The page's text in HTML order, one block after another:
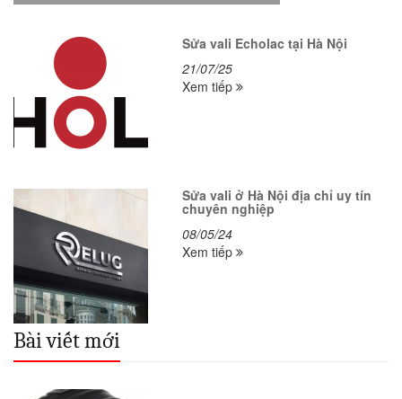
Sửa vali Echolac tại Hà Nội
21/07/25
Xem tiếp
Sửa vali ở Hà Nội địa chỉ uy tín
chuyên nghiệp
08/05/24
Xem tiếp
Bài viết mới